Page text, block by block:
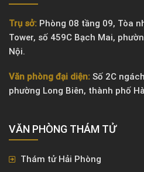
Trụ sở: Phòng 08 tầng 09, Tòa
Tower, số 459C Bạch Mai,
Nội.
Văn phòng đại diện: Số 2C
phường Long Biên, thành phố
VĂN PHÒNG ​THÁM TỬ
Thám tử Hải Phòng